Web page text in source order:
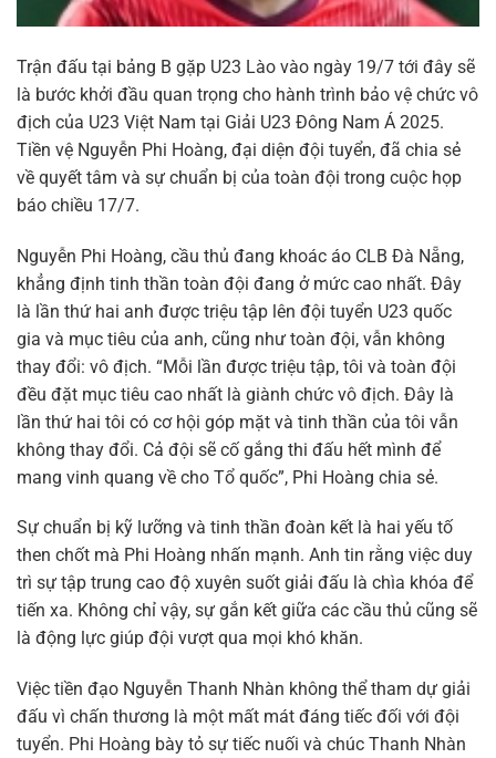
Trận đấu tại bảng B gặp U23 Lào vào ngày 19/7 tới đây sẽ
là bước khởi đầu quan trọng cho hành trình bảo vệ chức vô
địch của U23 Việt Nam tại Giải U23 Đông Nam Á 2025.
Tiền vệ Nguyễn Phi Hoàng, đại diện đội tuyển, đã chia sẻ
về quyết tâm và sự chuẩn bị của toàn đội trong cuộc họp
báo chiều 17/7.
Nguyễn Phi Hoàng, cầu thủ đang khoác áo CLB Đà Nẵng,
khẳng định tinh thần toàn đội đang ở mức cao nhất. Đây
là lần thứ hai anh được triệu tập lên đội tuyển U23 quốc
gia và mục tiêu của anh, cũng như toàn đội, vẫn không
thay đổi: vô địch. “Mỗi lần được triệu tập, tôi và toàn đội
đều đặt mục tiêu cao nhất là giành chức vô địch. Đây là
lần thứ hai tôi có cơ hội góp mặt và tinh thần của tôi vẫn
không thay đổi. Cả đội sẽ cố gắng thi đấu hết mình để
mang vinh quang về cho Tổ quốc”, Phi Hoàng chia sẻ.
Sự chuẩn bị kỹ lưỡng và tinh thần đoàn kết là hai yếu tố
then chốt mà Phi Hoàng nhấn mạnh. Anh tin rằng việc duy
trì sự tập trung cao độ xuyên suốt giải đấu là chìa khóa để
tiến xa. Không chỉ vậy, sự gắn kết giữa các cầu thủ cũng sẽ
là động lực giúp đội vượt qua mọi khó khăn.
Việc tiền đạo Nguyễn Thanh Nhàn không thể tham dự giải
đấu vì chấn thương là một mất mát đáng tiếc đối với đội
tuyển. Phi Hoàng bày tỏ sự tiếc nuối và chúc Thanh Nhàn